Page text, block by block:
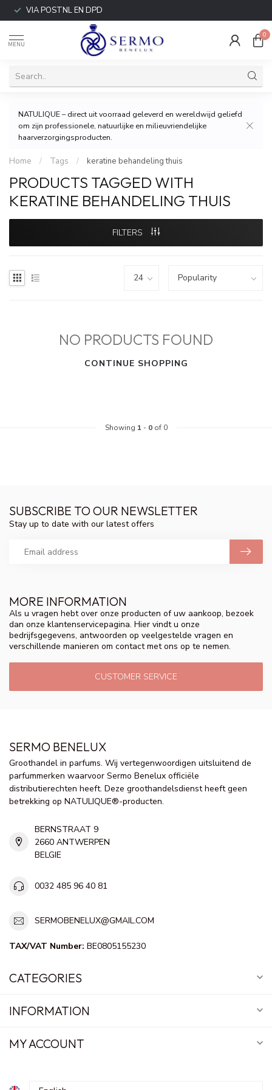
VIA POSTNL EN DPD
MENU
0
NATULIQUE – direct uit voorraad geleverd en wereldwijd geliefd
om zijn professionele, natuurlijke en milieuvriendelijke
haarverzorgingsproducten.
Home / Tags / keratine behandeling thuis
PRODUCTS TAGGED WITH
KERATINE BEHANDELING THUIS
FILTERS
NO PRODUCTS FOUND
CONTINUE SHOPPING
Showing 1 - 0of 0
MORE INFORMATION
Als u vragen hebt over onze producten of uw aankoop, bezoek
dan onze klantenservicepagina. Hier vindt u onze
bedrijfsgegevens, antwoorden op veelgestelde vragen en
verschillende manieren om contact met ons op te nemen.
CUSTOMER SERVICE
SUBSCRIBE TO OUR NEWSLETTER
Stay up to date with our latest offers
SERMO BENELUX
Groothandel in parfums. Wij vertegenwoordigen uitsluitend de
parfummerken waarvoor Sermo Benelux officiële
distributierechten heeft. Deze groothandelsdienst heeft geen
betrekking op NATULIQUE®-producten.
BERNSTRAAT 9
2660 ANTWERPEN
BELGIE
0032 485 96 40 81
SERMOBENELUX@GMAIL.COM
TAX/VAT Number: BE0805155230
CATEGORIES
INFORMATION
MY ACCOUNT